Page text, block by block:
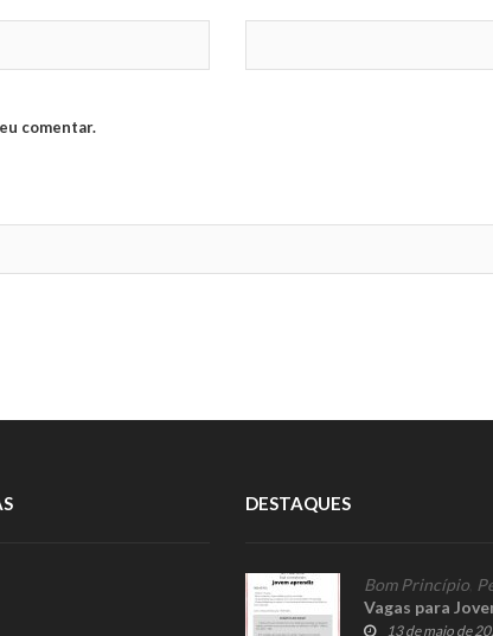
comentar.
DESTAQUES
Bom Princípio
Vagas para
13 de maio de